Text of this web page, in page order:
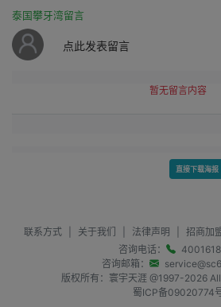
泰国攀牙湾留言
点此发表留言
暂无留言内容
直接下载海报
联系方式 关于我们 法律声明 招商加
咨询电话：
咨询邮箱：
版权所有：寰宇天涯 @1997-2026All
蜀ICP备09020774